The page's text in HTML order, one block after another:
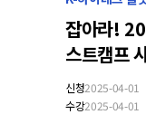
잡아라!
스트캠프
신청2025-04-01
수강2025-04-01